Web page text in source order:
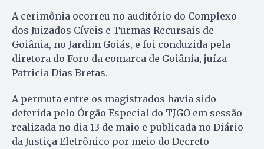
A cerimônia ocorreu no auditório do Complexo
dos Juizados Cíveis e Turmas Recursais de
Goiânia, no Jardim Goiás, e foi conduzida pela
diretora do Foro da comarca de Goiânia, juíza
Patricia Dias Bretas.
A permuta entre os magistrados havia sido
deferida pelo Órgão Especial do TJGO em sessão
realizada no dia 13 de maio e publicada no Diário
da Justiça Eletrônico por meio do Decreto